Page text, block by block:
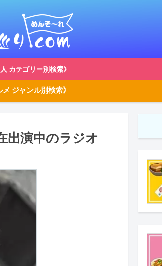
カテゴリー別検索》
メ ジャンル別検索》
出演中のラジオ